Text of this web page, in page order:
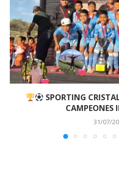
SPORTING
CAMPEONES
31/07/